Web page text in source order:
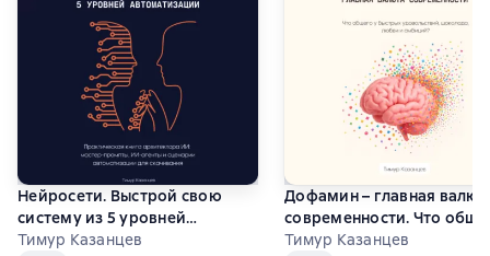
Нейросети. Выстрой свою
систему из 5 уровней
автоматизации
Тимур Казанцев
Дофамин – главная
современности. Что
быстрых удовольствий,
Тимур Казанцев